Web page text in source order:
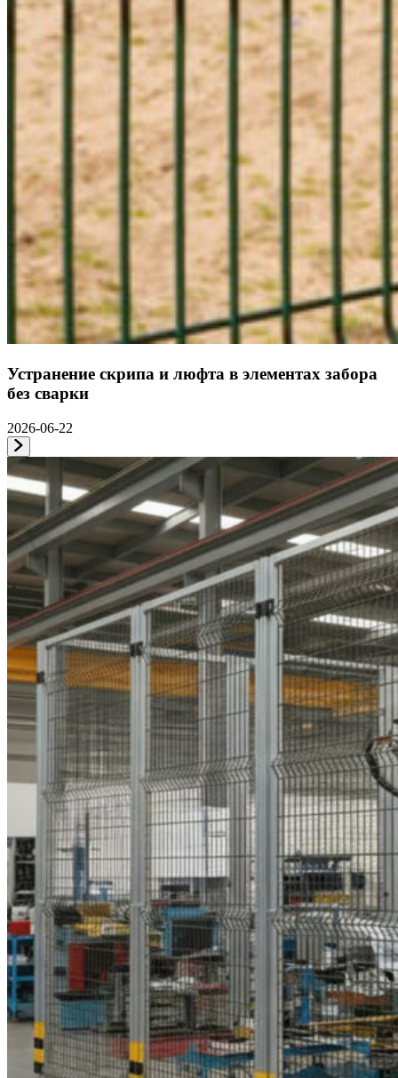
Устранение скрипа и люфта в элементах забора
без сварки
2026-06-22